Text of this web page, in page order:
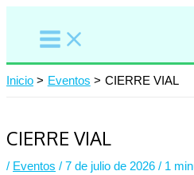
contenido
Inicio Eventos CIERRE VIAL
CIERRE VIAL
/ Eventos / 7 de julio de 2026 / 1